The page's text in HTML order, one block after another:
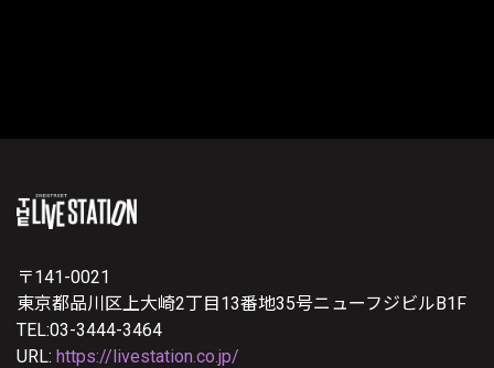
〒141-0021
東京都品川区上大崎2丁目13番地35号ニューフジビルB1F
TEL:03-3444-3464
URL: https://livestation.co.jp/